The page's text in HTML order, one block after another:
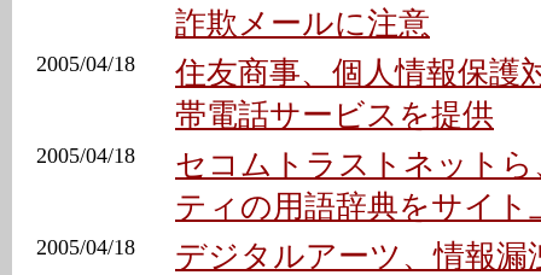
詐欺メールに注意
2005/04/18
住友商事、個人情報保護
帯電話サービスを提供
2005/04/18
セコムトラストネット
ティの用語辞典をサイト
2005/04/18
デジタルアーツ、情報漏